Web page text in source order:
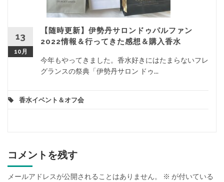
13
10月
【随時更新】伊勢丹サロンドゥパルファン
2022情報＆行ってきた感想＆購入香水
今年もやってきました。香水好きにはたまらないフレ
グランスの祭典「伊勢丹サロン ドゥ...
香水イベント＆オフ会
コメントを残す
メールアドレスが公開されることはありません。 ※ が付いている